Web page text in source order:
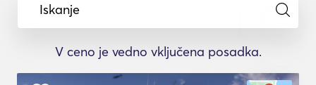
Iskanje
V ceno je vedno vključena posadka.